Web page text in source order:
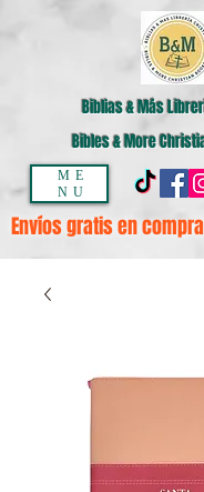
ME
NU
Biblias & Más
Bibles & More
Envíos gratis en